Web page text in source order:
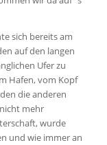
sich bereits am
auf den langen
Ufer zu
Hafen, vom Kopf
die anderen
mehr
wurde
und wie immer an